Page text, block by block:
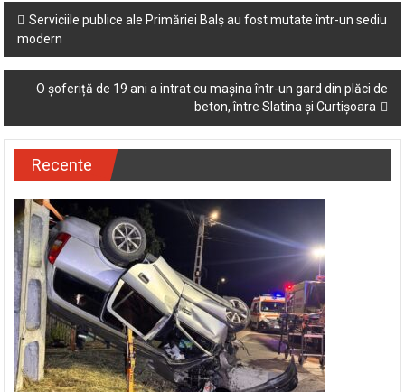
Post
navigation
Serviciile publice ale Primăriei Balș au fost mutate într-un sediu
modern
O șoferiță de 19 ani a intrat cu mașina într-un gard din plăci de
beton, între Slatina și Curtișoara
Recente